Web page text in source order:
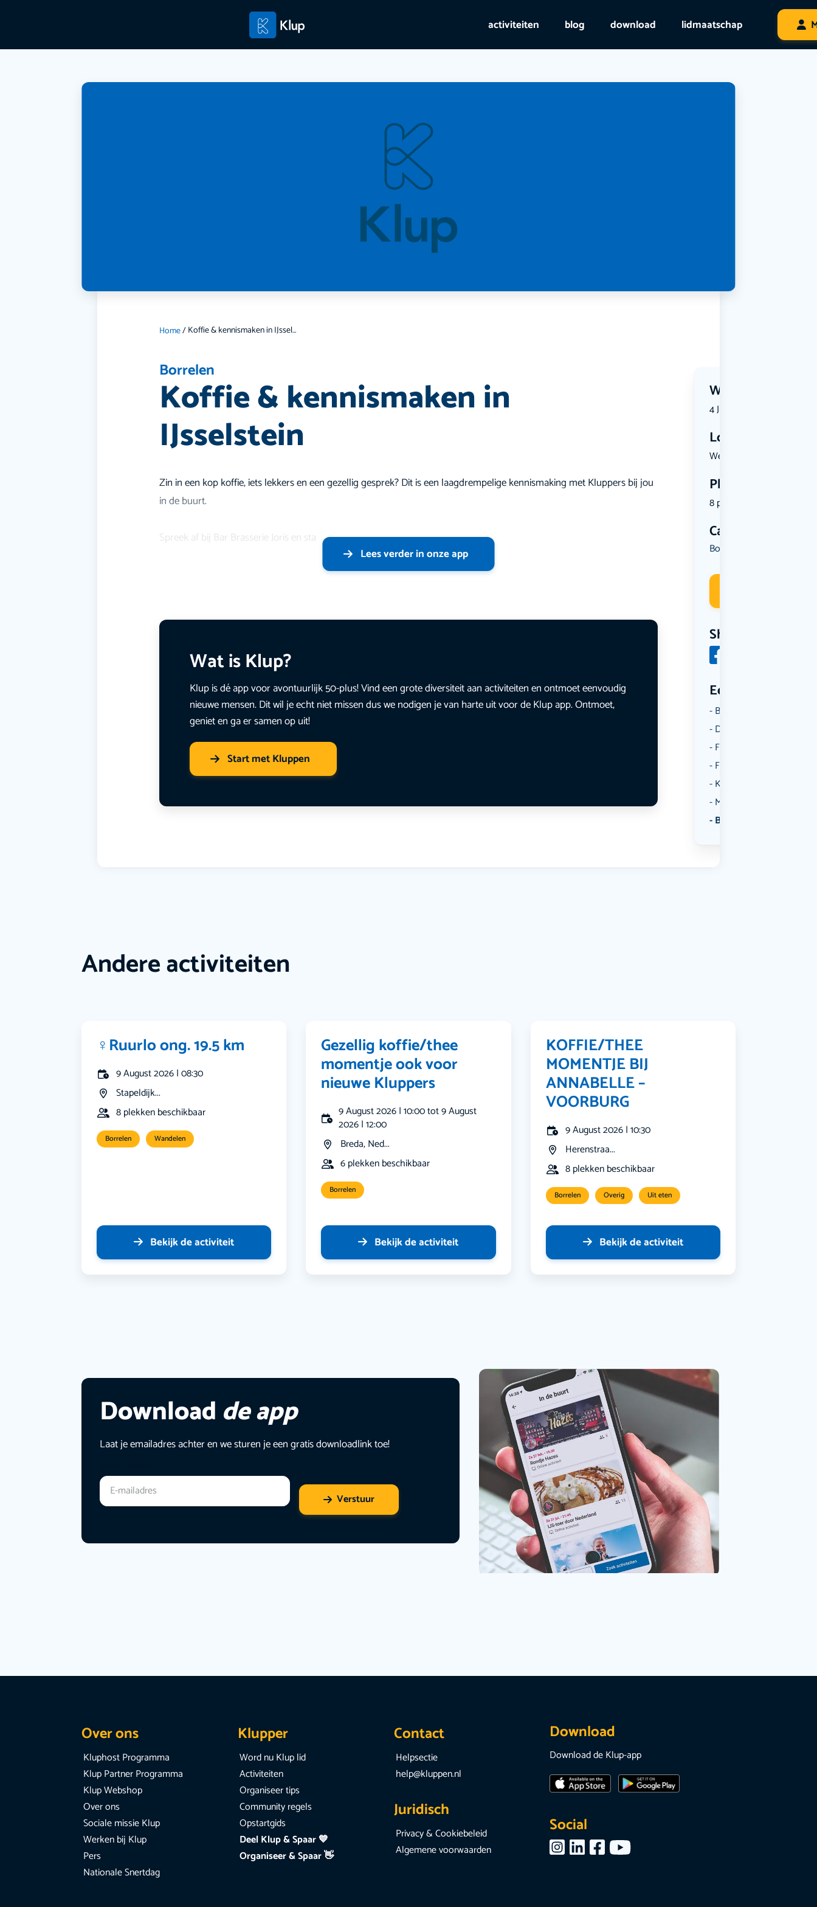
activiteiten blog download lidmaatschap
Home/ Koffie & kennismaken in IJsselstein
Borrelen
Koffie & kennismaken in
IJsselstein
Wanneer?
4 July 2026 | 11:30
Locatie
Weidstraat...
Plekken
8 plekken beschikbaar
Categorie
Borrelen
Share
Een aantal
Borrelen
Dansen
Fietsen
Film
Kunst & Cultuur
Muziek
Bekijk alle categorieën
Zin in een kop koffie, iets lekkers en een gezellig gesprek? Dit is een laagdrempelige kennismaking met Kluppers bij jou
in de buurt.
Spreek af bij Bar Brasserie Joris en sta
Lees verder in onze app
Wat is Klup?
Klup is dé app voor avontuurlijk 50-plus! Vind een grote diversiteit aan activiteiten en ontmoet eenvoudig
nieuwe mensen. Dit wil je echt niet missen dus we nodigen je van harte uit voor de Klup app. Ontmoet,
geniet en ga er samen op uit!
Start met Kluppen
Andere activiteiten
‍♀️Ruurlo ong. 19.5 km
9 August 2026 | 08:30
Stapeldijk...
8 plekken beschikbaar
Borrelen Wandelen
Bekijk de activiteit
Gezellig koffie/thee
momentje ook voor
nieuwe Kluppers
9 August 2026 | 10:00 tot 9 August
2026 | 12:00
Breda, Ned...
6 plekken beschikbaar
Borrelen
Bekijk de activiteit
KOFFIE/THEE
MOMENTJE BIJ
ANNABELLE –
VOORBURG
9 August 2026 | 10:30
Herenstraa...
8 plekken beschikbaar
Borrelen Overig Uit eten
Bekijk de activiteit
Download de app
Laat je emailadres achter en we sturen je een gratis downloadlink toe!
Verstuur
Over ons
Kluphost Programma
Klup Partner Programma
Klup Webshop
Over ons
Sociale missie Klup
Werken bij Klup
Pers
Nationale Snertdag
Klupper
Word nu Klup lid
Activiteiten
Organiseer tips
Community regels
Opstartgids
Deel Klup & Spaar 💙
Organiseer & Spaar 👋
Contact
Helpsectie
help@kluppen.nl
Juridisch
Privacy & Cookiebeleid
Algemene voorwaarden
Download
Download de Klup-app
Social